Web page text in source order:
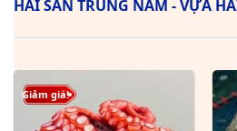
HẢI SẢN TRUNG NAM - VỰA
Giảm giá!